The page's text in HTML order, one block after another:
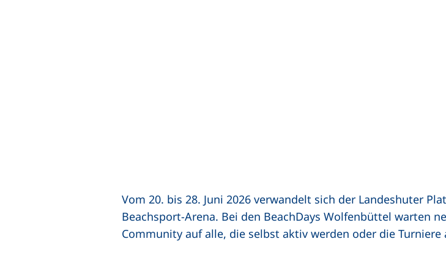
Vom 20. bis 28. Juni 2026 verwandelt sich der Landeshuter
Beachsport-Arena. Bei den BeachDays Wolfenbüttel warten
Community auf alle, die selbst aktiv werden oder die